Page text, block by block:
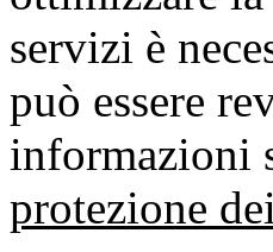
servizi è
può essere
informazioni
protezione